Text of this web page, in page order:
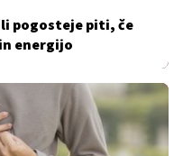
pogosteje piti, če
energijo